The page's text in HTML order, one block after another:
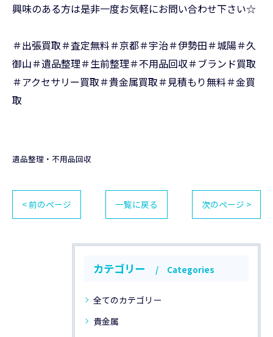
興味のある方は是非一度お気軽にお問い合わせ下さい☆
＃出張買取＃査定無料＃京都＃宇治＃伊勢田＃城陽＃久
御山＃遺品整理＃生前整理＃不用品回収＃ブランド買取
＃アクセサリー買取＃貴金属買取＃見積もり無料＃金買
取
遺品整理・不用品回収
< 前のページ 一覧に戻る 次のページ >
カテゴリー Categories
全てのカテゴリー
貴金属